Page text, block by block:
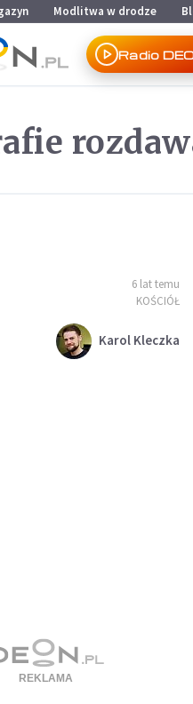
Modlitwa w drodze
Radio
6 lat temu
KOŚCIÓŁ
Karol Kleczka